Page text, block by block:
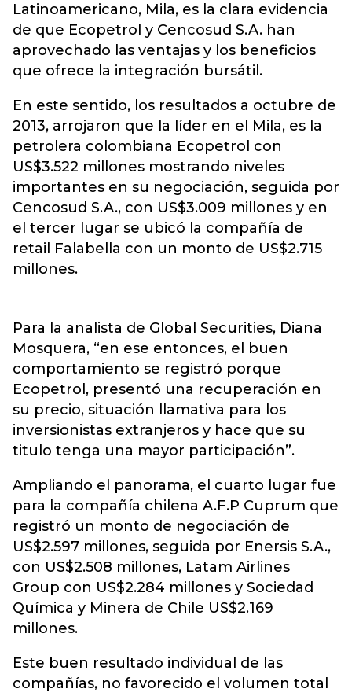
Latinoamericano, Mila, es la clara evidencia
de que Ecopetrol y Cencosud S.A. han
aprovechado las ventajas y los beneficios
que ofrece la integración bursátil.
En este sentido, los resultados a octubre de
2013, arrojaron que la líder en el Mila, es la
petrolera colombiana Ecopetrol con
US$3.522 millones mostrando niveles
importantes en su negociación, seguida por
Cencosud S.A., con US$3.009 millones y en
el tercer lugar se ubicó la compañía de
retail Falabella con un monto de US$2.715
millones.
Para la analista de Global Securities, Diana
Mosquera, “en ese entonces, el buen
comportamiento se registró porque
Ecopetrol, presentó una recuperación en
su precio, situación llamativa para los
inversionistas extranjeros y hace que su
titulo tenga una mayor participación”.
Ampliando el panorama, el cuarto lugar fue
para la compañía chilena A.F.P Cuprum que
registró un monto de negociación de
US$2.597 millones, seguida por Enersis S.A.,
con US$2.508 millones, Latam Airlines
Group con US$2.284 millones y Sociedad
Química y Minera de Chile US$2.169
millones.
Este buen resultado individual de las
compañías, no favorecido el volumen total